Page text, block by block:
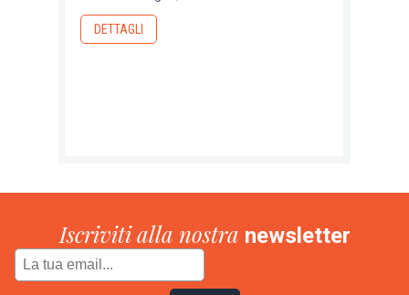
DETTAGLI
Iscriviti alla nostra newsletter